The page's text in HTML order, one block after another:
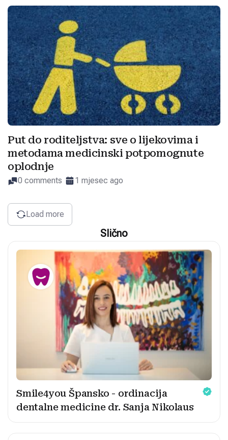
Put do roditeljstva: sve o lijekovima i
metodama medicinski potpomognute
oplodnje
0 comments 1 mjesec ago
Load more
Slično
Smile4you Špansko - ordinacija
dentalne medicine dr. Sanja Nikolaus